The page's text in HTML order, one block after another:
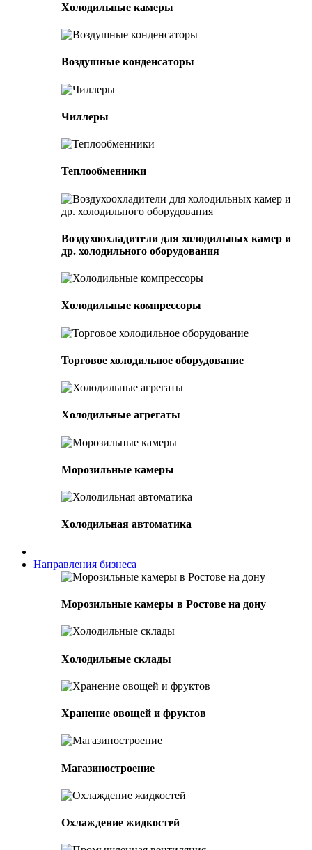
Холодильные камеры
Воздушные конденсаторы
Чиллеры
Теплообменники
Воздухоохладители для холодильных камер и
др. холодильного оборудования
Холодильные компрессоры
Торговое холодильное оборудование
Холодильные агрегаты
Морозильные камеры
Холодильная автоматика
Направления бизнеса
Морозильные камеры в Ростове на дону
Холодильные склады
Хранение овощей и фруктов
Магазиностроение
Охлаждение жидкостей